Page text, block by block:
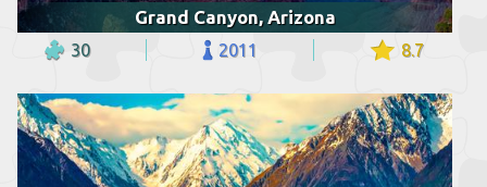
Grand Canyon, Arizona
30 2011 8.7